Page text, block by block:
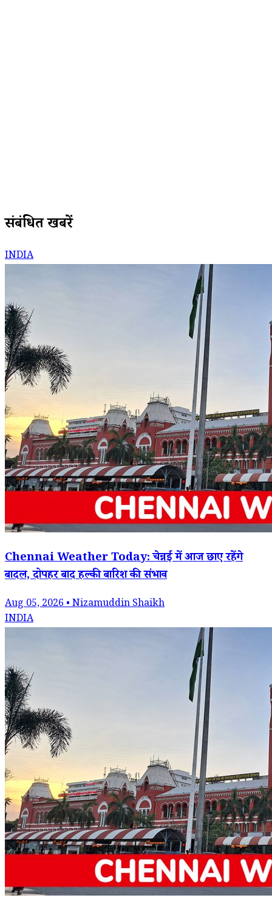
संबंधित खबरें
INDIA
Chennai Weather Today: चेन्नई में आज छाए रहेंगे
बादल, दोपहर बाद हल्की बारिश की संभाव
Aug 05, 2026 • Nizamuddin Shaikh
INDIA